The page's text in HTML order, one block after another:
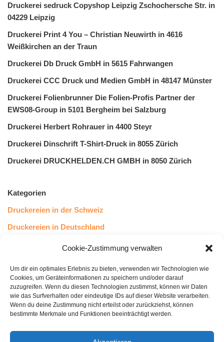
Cookie-Zustimmung verwalten
Um dir ein optimales Erlebnis zu bieten, verwenden wir Technologien wie
Cookies, um Geräteinformationen zu speichern und/oder darauf
zuzugreifen. Wenn du diesen Technologien zustimmst, können wir Daten
wie das Surfverhalten oder eindeutige IDs auf dieser Website verarbeiten.
Wenn du deine Zustimmung nicht erteilst oder zurückziehst, können
bestimmte Merkmale und Funktionen beeinträchtigt werden.
Druckerei sedruck Copyshop Leipzig Zschochersche Str. in
04229 Leipzig
Druckerei Print 4 You – Christian Neuwirth in 4616
Weißkirchen an der Traun
Druckerei Db Druck GmbH in 5615 Fahrwangen
Druckerei CCC Druck und Medien GmbH in 48147 Münster
Druckerei Folienbrunner Die Folien-Profis Partner der
EWS08-Group in 5101 Bergheim bei Salzburg
Druckerei Herbert Rohrauer in 4400 Steyr
Druckerei Dinschrift T-Shirt-Druck in 8055 Zürich
Druckerei DRUCKHELDEN.CH GMBH in 8050 Zürich
Kategorien
Druckereien in der Schweiz
Druckereien in Deutschland
Druckereien in Österreich
Kundenstimmen